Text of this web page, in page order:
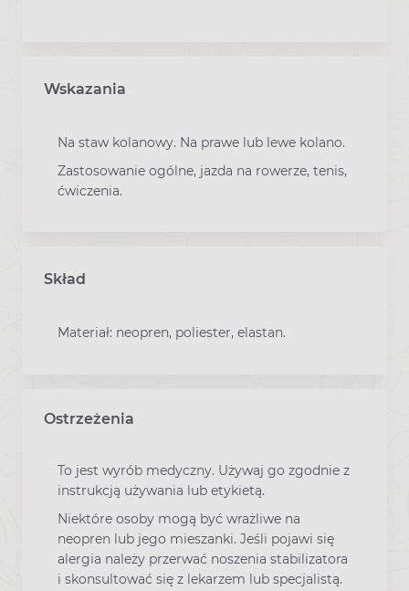
Wskazania
Na staw kolanowy. Na prawe lub lewe kolano.
Zastosowanie ogólne, jazda na rowerze, tenis,
ćwiczenia.
Skład
Materiał: neopren, poliester, elastan.
Ostrzeżenia
To jest wyrób medyczny. Używaj go zgodnie z
instrukcją używania lub etykietą.
Niektóre osoby mogą być wrażliwe na
neopren lub jego mieszanki. Jeśli pojawi się
alergia należy przerwać noszenia stabilizatora
i skonsultować się z lekarzem lub specjalistą.